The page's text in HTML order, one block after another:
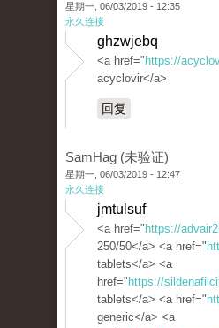
星期一, 06/03/2019 - 12:35
永久连接
ghzwjebq
<a href=" https://
acyclovir</a>
回复
SamHag (未验证)
星期一, 06/03/2019 - 12:47
永久连接
jmtulsuf
<a href=" https://
250/50</a> <a href="
tablets</a> <a
href=" https://
tablets</a> <a href="
generic</a> <a